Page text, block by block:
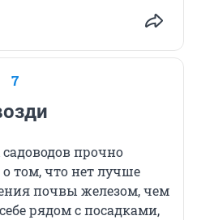
7
прочно
о том, что нет лучше
почвы железом, чем
рядом с посадками,